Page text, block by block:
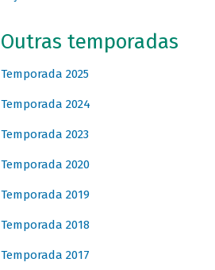
Outras temporadas
Temporada 2025
Temporada 2024
Temporada 2023
Temporada 2020
Temporada 2019
Temporada 2018
Temporada 2017